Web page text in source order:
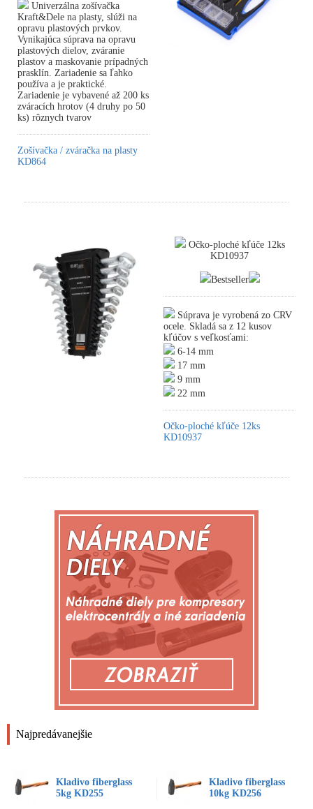
Najpredávanejšie
Kladivo fiberglass
5kg KD255
Kladivo fiberglass
10kg KD256
Univerzálna zošívačka
Kraft&Dele na plasty, slúži na
opravu plastových prvkov.
Vynikajúca súprava na opravu
plastových dielov, zváranie
plastov a maskovanie prípadných
prasklín. Zariadenie sa ľahko
používa a je praktické.
Zariadenie je vybavené až 200 ks
zváracích hrotov (4 druhy po 50
ks) rôznych tvarov
Zošívačka / zváračka na plasty
KD864
Očko-ploché kľúče 12ks
KD10937
Bestseller
Súprava je vyrobená zo CRV
ocele. Skladá sa z 12 kusov
kľúčov s veľkosťami:
6-14 mm
17 mm
9 mm
22 mm
Očko-ploché kľúče 12ks
KD10937